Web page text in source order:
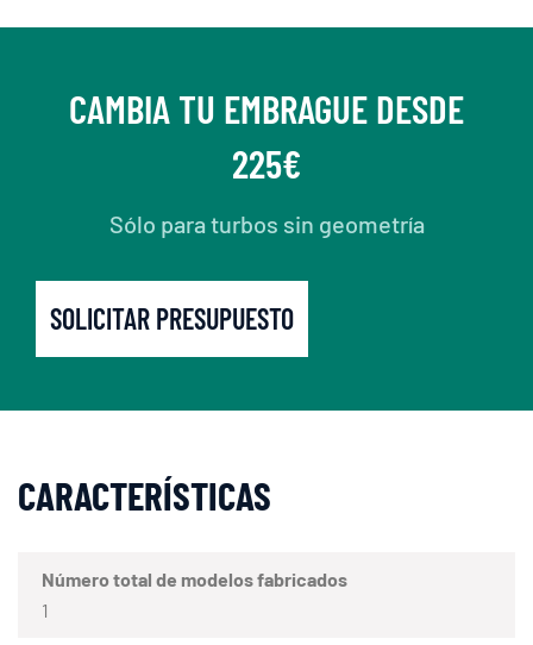
CAMBIA TU EMBRAGUE DESDE
225€
Sólo para turbos sin geometría
SOLICITAR PRESUPUESTO
CARACTERÍSTICAS
Número total de modelos fabricados
1